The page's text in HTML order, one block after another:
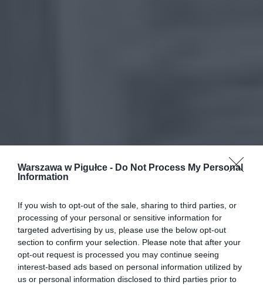
Warszawa w Pigułce - Do Not Process My Personal
Information
If you wish to opt-out of the sale, sharing to third parties, or
processing of your personal or sensitive information for
targeted advertising by us, please use the below opt-out
section to confirm your selection. Please note that after your
opt-out request is processed you may continue seeing
interest-based ads based on personal information utilized by
us or personal information disclosed to third parties prior to